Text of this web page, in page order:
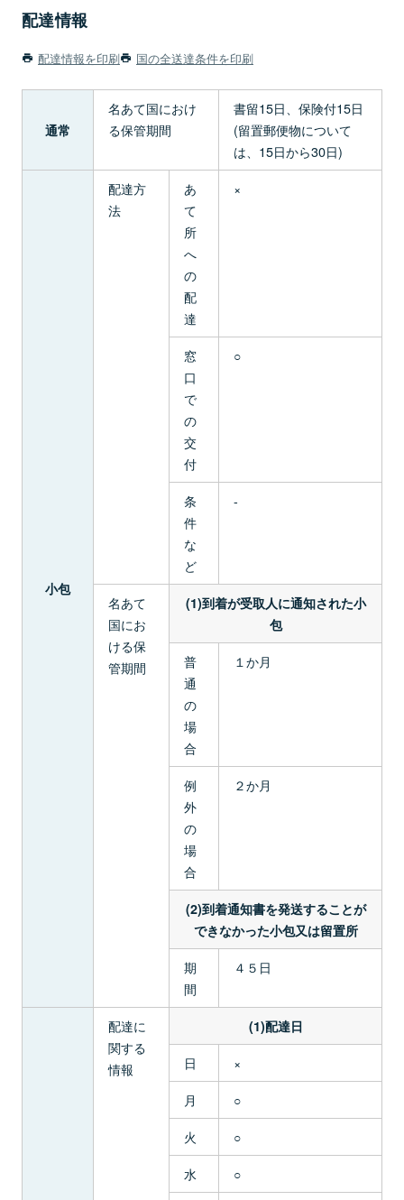
配達情報
配達情報を印刷 国の全送達条件を印刷
通常
名あて国におけ
る保管期間
書留15日、保険付15日
(留置郵便物について
は、15日から30日)
小包
配達方
法
あ
て
所
へ
の
配
達
×
窓
口
で
の
交
付
○
条
件
な
ど
-
名あて
国にお
ける保
管期間
(1)到着が受取人に通知された小
包
普
通
の
場
合
１か月
例
外
の
場
合
２か月
(2)到着通知書を発送することが
できなかった小包又は留置所
期
間
４５日
配達に
関する
情報
(1)配達日
日
×
月
○
火
○
水
○